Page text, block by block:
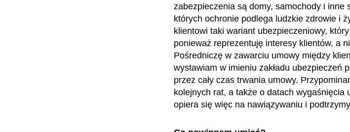
zabezpieczenia są domy, samochody i inne
których ochronie podlega ludzkie zdrowie i
klientowi taki wariant ubezpieczeniowy,
ponieważ reprezentuję interesy klientów, a
Pośredniczę w zawarciu umowy między
wystawiam w imieniu zakładu ubezpieczeń
przez cały czas trwania umowy.
kolejnych rat, a także o datach wygaśnięcia
opiera się więc na nawiązywaniu i